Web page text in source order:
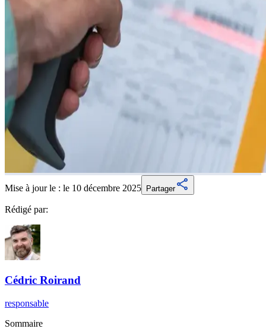
Mise à jour le : le 10 décembre 2025 Partager
Rédigé par:
Cédric Roirand
responsable
Sommaire